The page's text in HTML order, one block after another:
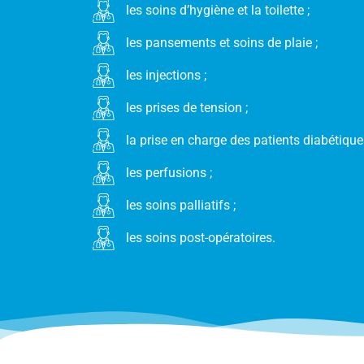
les soins d’hygiène et la toilette ;
les pansements et soins de plaie ;
les injections ;
les prises de tension ;
la prise en charge des patients
les perfusions ;
les soins palliatifs ;
les soins post-opératoires.